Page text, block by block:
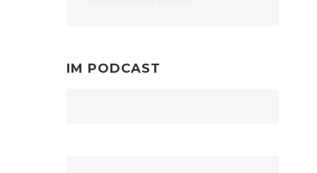
IM PODCAST